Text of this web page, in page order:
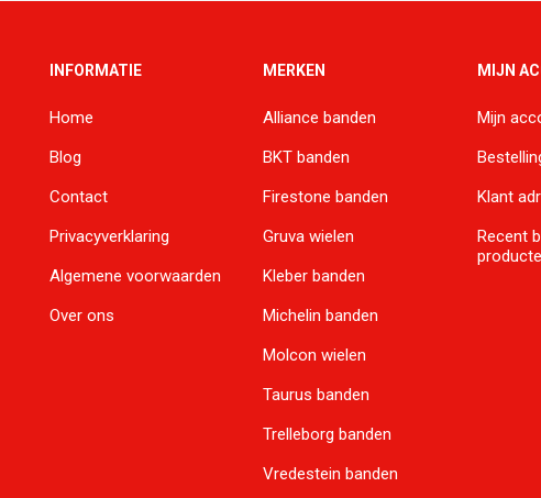
INFORMATIE
Home
Blog
Contact
Privacyverklaring
Algemene voorwaarden
Over ons
MERKEN
Alliance banden
BKT banden
Firestone banden
Gruva wielen
Kleber banden
Michelin banden
Molcon wielen
Taurus banden
Trelleborg banden
Vredestein banden
MIJN
Mijn
Klant
Recent